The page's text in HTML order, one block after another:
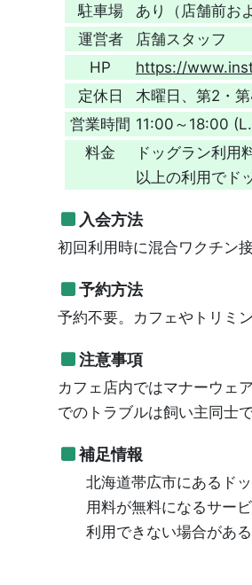
駐車場
あり（店舗前お
運営者
店舗スタッフ
HP
https://
定休日
木曜日、第2・
営業時間 11:00～18:00
料金
ドッグラン利
以上の利用でド
入会方法
初回利用時に混合ワクチン
予約方法
予約不要。カフェやトリミ
注意事項
カフェ店内ではマナーウェ
でのトラブルは飼い主同士
補足情報
北海道帯広市にあるド
用料が無料になるサー
利用できない場合がある